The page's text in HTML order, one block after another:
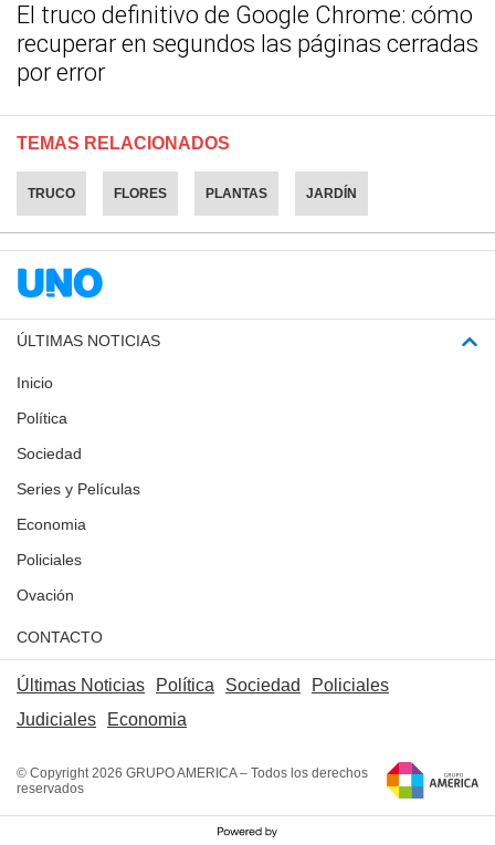
El truco definitivo de Google Chrome: cómo
recuperar en segundos las páginas cerradas
por error
TEMAS RELACIONADOS
TRUCO FLORES PLANTAS JARDÍN
ÚLTIMAS NOTICIAS
Inicio
Política
Sociedad
Series y Películas
Economia
Policiales
Ovación
CONTACTO
Últimas Noticias Política Sociedad
Policiales
Judiciales
Economia
© Copyright 2026 GRUPO AMERICA – Todos los derechos
reservados